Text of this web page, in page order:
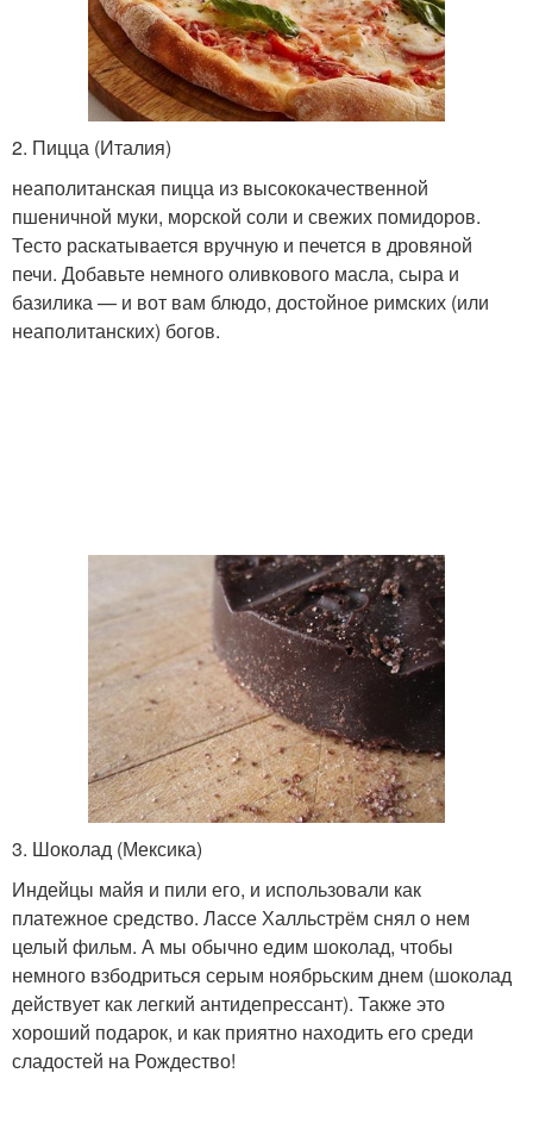
2. Пицца (Италия)
неаполитанская пицца из высококачественной
пшеничной муки, морской соли и свежих помидоров.
Тесто раскатывается вручную и печется в дровяной
печи. Добавьте немного оливкового масла, сыра и
базилика — и вот вам блюдо, достойное римских (или
неаполитанских) богов.
3. Шоколад (Мексика)
Индейцы майя и пили его, и использовали как
платежное средство. Лассе Халльстрём снял о нем
целый фильм. А мы обычно едим шоколад, чтобы
немного взбодриться серым ноябрьским днем (шоколад
действует как легкий антидепрессант). Также это
хороший подарок, и как приятно находить его среди
сладостей на Рождество!